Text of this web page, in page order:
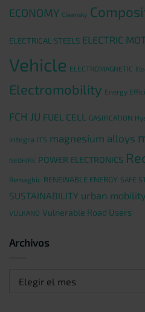
ECONOMY Cleansky
ELECTRICAL STEELS ELECTRIC
Vehicle ELECTROMAGNETIC
Electromobility Energy
FCH JU FUEL CELL GASIFICATION
integra ITS magnesium alloys
NEOHIRE POWER ELECTRONICS
Remaghic RENEWABLE ENERGY SAFE
SUSTAINABILITY urban mobility
VULKANO Vulnerable Road Users
Archivos
Archivos